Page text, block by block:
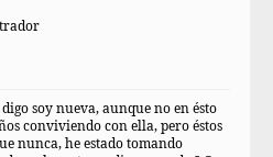
soy nueva, aunque no en ésto
conviviendo con ella, pero éstos
nunca, he estado tomando